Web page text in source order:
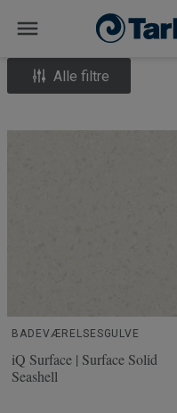
Alle filtre
BADEVÆRELSESGULVE
iQ Surface | Surface Solid
Seashell